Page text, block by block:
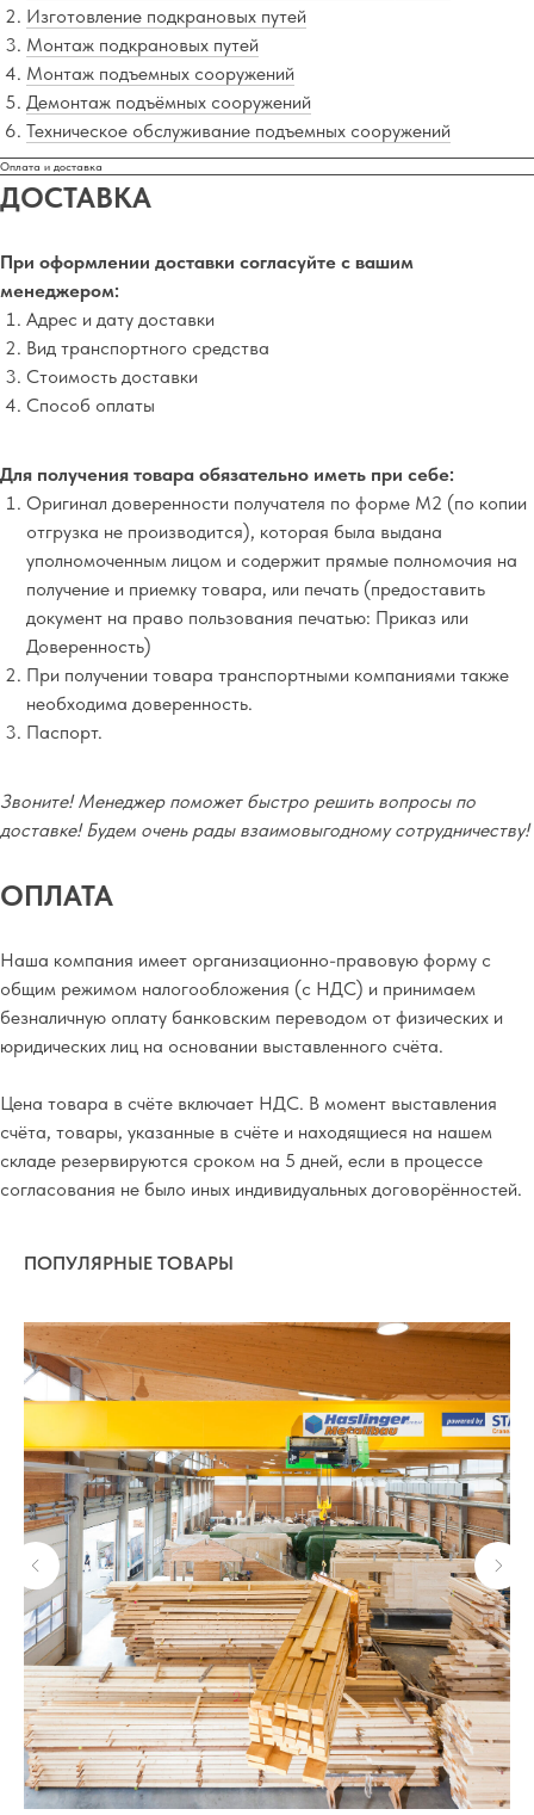
Изготовление подкрановых путей
Монтаж подкрановых путей
Монтаж подъемных сооружений
Демонтаж подъёмных сооружений
Техническое обслуживание подъемных сооружений
Оплата и доставка
ДОСТАВКА
При оформлении доставки согласуйте с вашим
менеджером:
Адрес и дату доставки
Вид транспортного средства
Стоимость доставки
Способ оплаты
Для получения товара обязательно иметь при себе:
Оригинал доверенности получателя по форме М2 (по копии
отгрузка не производится), которая была выдана
уполномоченным лицом и содержит прямые полномочия на
получение и приемку товара, или печать (предоставить
документ на право пользования печатью: Приказ или
Доверенность)
При получении товара транспортными компаниями также
необходима доверенность.
Паспорт.
Звоните! Менеджер поможет быстро решить вопросы по
доставке! Будем очень рады взаимовыгодному сотрудничеству!
ОПЛАТА
Наша компания имеет организационно-правовую форму с
общим режимом налогообложения (с НДС) и принимаем
безналичную оплату банковским переводом от физических и
юридических лиц на основании выставленного счёта.
Цена товара в счёте включает НДС. В момент выставления
счёта, товары, указанные в счёте и находящиеся на нашем
складе резервируются сроком на 5 дней, если в процессе
согласования не было иных индивидуальных договорённостей.
ПОПУЛЯРНЫЕ ТОВАРЫ